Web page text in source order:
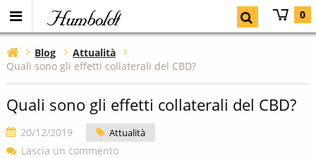
Humboldt 0
Blog
Attualità
Quali sono gli effetti collaterali del CBD?
Quali sono gli effetti collaterali del CBD?
20/12/2019 Attualità
Lascia un commento